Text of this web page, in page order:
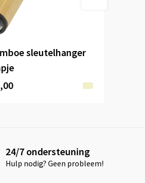
sleutelhanger
24/7 ondersteuning
Hulp nodig? Geen probleem!